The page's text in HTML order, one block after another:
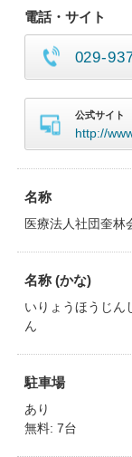
電話・サイト
029-
公式サイト
http://
名称
医療法人社団奎林
名称 (かな)
いりょうほうじん
ん
駐車場
あり
無料: 7台